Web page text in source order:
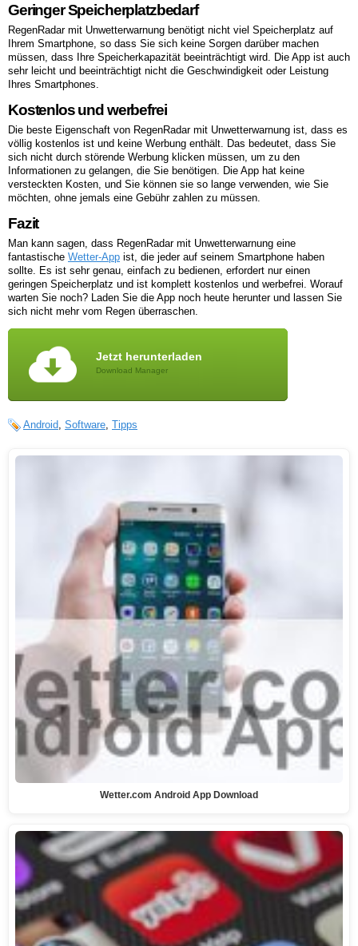
Geringer Speicherplatzbedarf
RegenRadar mit Unwetterwarnung benötigt nicht viel Speicherplatz auf
Ihrem Smartphone, so dass Sie sich keine Sorgen darüber machen
müssen, dass Ihre Speicherkapazität beeinträchtigt wird. Die App ist auch
sehr leicht und beeinträchtigt nicht die Geschwindigkeit oder Leistung
Ihres Smartphones.
Kostenlos und werbefrei
Die beste Eigenschaft von RegenRadar mit Unwetterwarnung ist, dass es
völlig kostenlos ist und keine Werbung enthält. Das bedeutet, dass Sie
sich nicht durch störende Werbung klicken müssen, um zu den
Informationen zu gelangen, die Sie benötigen. Die App hat keine
versteckten Kosten, und Sie können sie so lange verwenden, wie Sie
möchten, ohne jemals eine Gebühr zahlen zu müssen.
Fazit
Man kann sagen, dass RegenRadar mit Unwetterwarnung eine
fantastische Wetter-App ist, die jeder auf seinem Smartphone haben
sollte. Es ist sehr genau, einfach zu bedienen, erfordert nur einen
geringen Speicherplatz und ist komplett kostenlos und werbefrei. Worauf
warten Sie noch? Laden Sie die App noch heute herunter und lassen Sie
sich nicht mehr vom Regen überraschen.
Jetzt herunterladen
Download Manager
Android, Software, Tipps
Wetter.com Android App Download